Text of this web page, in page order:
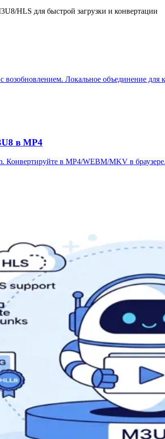
HLS для быстрой загрузки и конвертации
возобновлением. Локальное объединение для
в MP4
Конвертируйте в MP4/WEBM/MKV в